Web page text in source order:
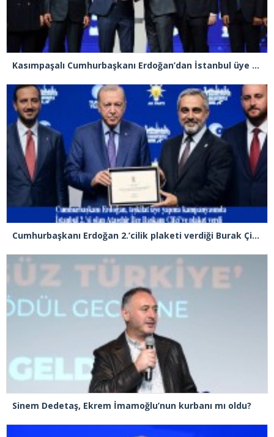
Kasımpaşalı Cumhurbaşkanı Erdoğan’dan İstanbul üye birincisi Beyoğlu İlçe Başkanı Kasım Fırat’a plaket
Cumhurbaşkanı Erdoğan 2.’cilik plaketi verdiği Burak Çifci’den Ataşehir seçimlerini kazanma sözünü aldı
Sinem Dedetaş, Ekrem İmamoğlu’nun kurbanı mı oldu?